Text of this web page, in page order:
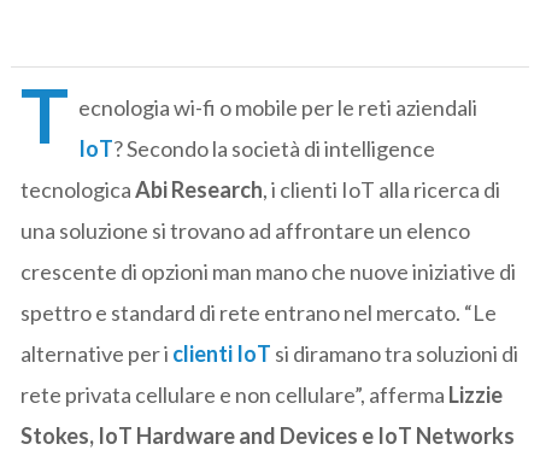
T ecnologia wi-fi o mobile per le reti aziendali
IoT? Secondo la società di intelligence
tecnologicaAbi Research, i clienti IoT alla ricerca di
una soluzione si trovano ad affrontare un elenco
crescente di opzioni man mano che nuove iniziative di
spettro e standard di rete entrano nel mercato. “Le
alternative per i clienti IoT si diramano tra soluzioni di
rete privata cellulare e non cellulare”, afferma Lizzie
Stokes, IoT Hardware and Devices e IoT Networks